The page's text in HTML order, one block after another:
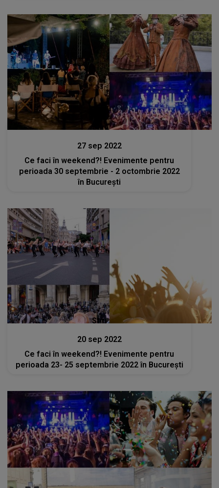
Stiri
27 sep 2022
Ce faci în weekend?! Evenimente pentru
perioada 30 septembrie - 2 octombrie 2022
în București
Stiri
20 sep 2022
Ce faci în weekend?! Evenimente pentru
perioada 23- 25 septembrie 2022 în București